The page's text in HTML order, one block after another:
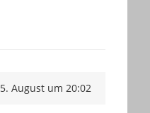
Zeitpunkt des Erstellens
Zeitpunkt des Erstellens
5. August um 20:02